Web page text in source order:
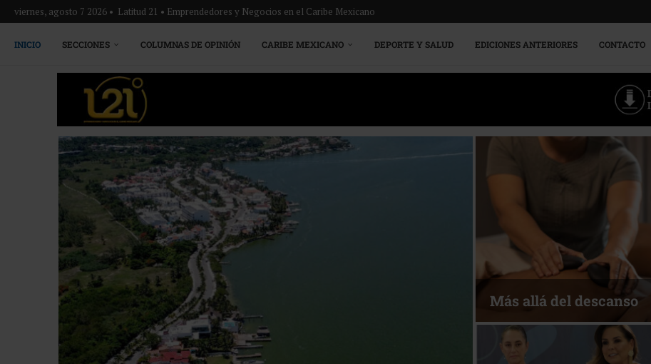
viernes, agosto 7 2026 • Latitud 21 • Emprendedores y Negocios en el Caribe Mexicano
INICIO SECCIONES COLUMNAS DE OPINIÓN CARIBE MEXICANO DEPORTE Y SALUD EDICIONES ANTERIORES CONTACTO
Más allá del descanso